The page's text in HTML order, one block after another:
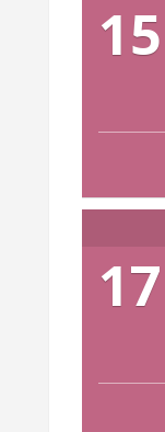
15
17